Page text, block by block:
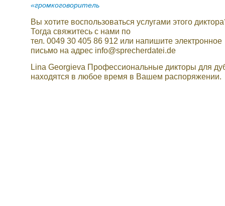
«громкоговоритель
Вы хотите воспользоваться услугами этого
Тогда свяжитесь с нами по
тел. 0049 30 405 86 912 или напишите электронное
письмо на адрес info@sprecherdatei.de
Lina Georgieva Профессиональные дикторы для
находятся в любое время в Вашем распоряжении.